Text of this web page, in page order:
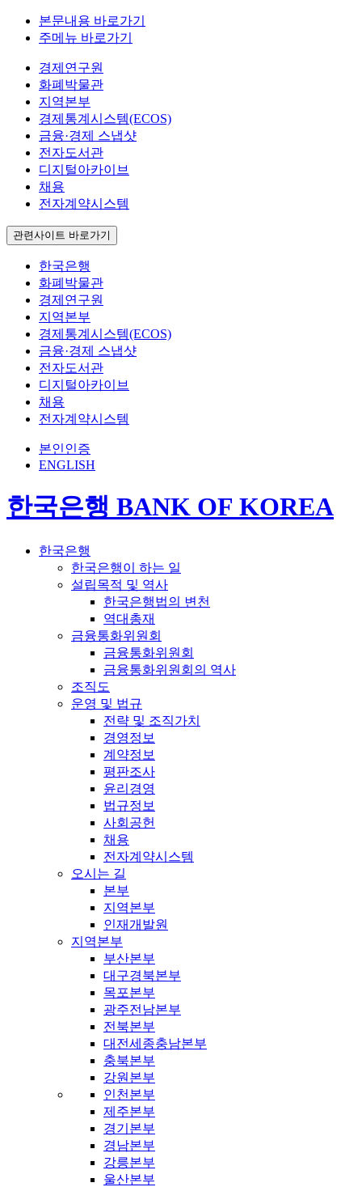
본문내용 바로가기
주메뉴 바로가기
경제연구원
화폐박물관
지역본부
경제통계시스템(ECOS)
금융·경제 스냅샷
전자도서관
디지털아카이브
채용
전자계약시스템
관련사이트 바로가기
한국은행
화폐박물관
경제연구원
지역본부
경제통계시스템(ECOS)
금융·경제 스냅샷
전자도서관
디지털아카이브
채용
전자계약시스템
본인인증
ENGLISH
한국은행 BANK OF KOREA
한국은행
한국은행이 하는 일
설립목적 및 역사
한국은행법의 변천
역대총재
금융통화위원회
금융통화위원회
금융통화위원회의 역사
조직도
운영 및 법규
전략 및 조직가치
경영정보
계약정보
평판조사
윤리경영
법규정보
사회공헌
채용
전자계약시스템
오시는 길
본부
지역본부
인재개발원
지역본부
부산본부
대구경북본부
목포본부
광주전남본부
전북본부
대전세종충남본부
충북본부
강원본부
인천본부
제주본부
경기본부
경남본부
강릉본부
울산본부